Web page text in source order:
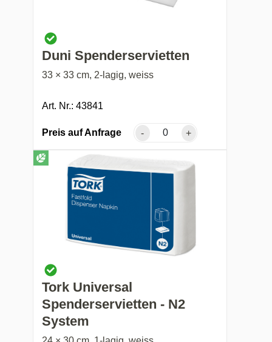
Duni Spenderservietten
33 × 33 cm, 2-lagig, weiss
Art. Nr.: 43841
Preis auf Anfrage - +
Tork Universal
Spenderservietten - N2
System